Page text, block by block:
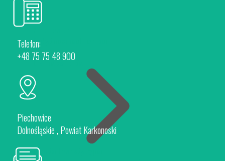
Rokytnice nad Jizerou
Dla Inwestorów
Oferta Inwestycyjna
Telefon:
+48 75 75 48 900
Piechowice
Dolnośląskie , Powiat Karkonoski